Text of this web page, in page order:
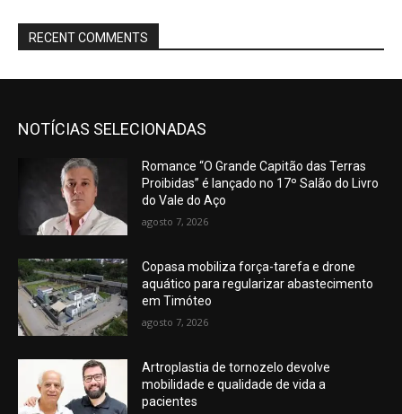
RECENT COMMENTS
NOTÍCIAS SELECIONADAS
Romance “O Grande Capitão das Terras
Proibidas” é lançado no 17º Salão do Livro
do Vale do Aço
agosto 7, 2026
Copasa mobiliza força-tarefa e drone
aquático para regularizar abastecimento
em Timóteo
agosto 7, 2026
Artroplastia de tornozelo devolve
mobilidade e qualidade de vida a
pacientes